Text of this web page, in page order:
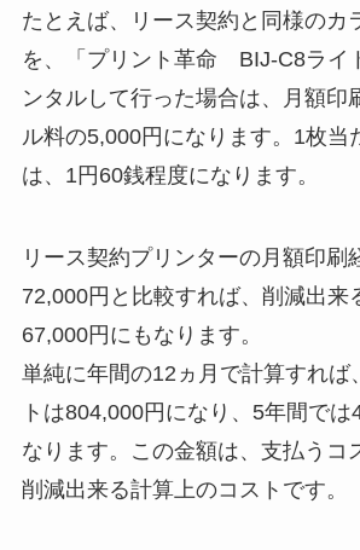
たとえば、リース契約と同様のカ
を、「プリント革命 BIJ-C8ライ
ンタルして行った場合は、月額印
ル料の5,000円になります。1枚当
は、1円60銭程度になります。
リース契約プリンターの月額印刷
72,000円と比較すれば、削減出来
67,000円にもなります。
単純に年間の12ヵ月で計算すれば
トは804,000円になり、5年間では
なります。この金額は、支払うコ
削減出来る計算上のコストです。